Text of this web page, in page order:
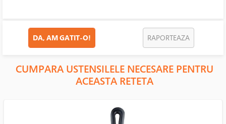
DA, AM GATIT-O! RAPORTEAZA
CUMPARA USTENSILELE NECESARE PENTRU
ACEASTA RETETA